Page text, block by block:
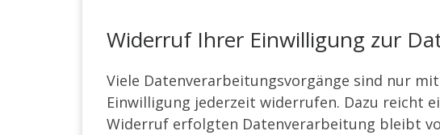
Widerruf Ihrer Einwilligung zur
Viele Datenverarbeitungsvorgänge sind nur
Einwilligung jederzeit widerrufen. Dazu reicht
Widerruf erfolgten Datenverarbeitung bleibt